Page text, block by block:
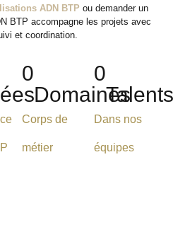
ADN BTP ou demander un
BTP accompagne les projets avec
et coordination.
Corps de
métier
0
Domaines
Dans nos
équipes
0
Talents